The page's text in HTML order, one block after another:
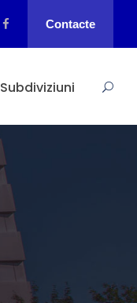
Contacte
Subdiviziuni